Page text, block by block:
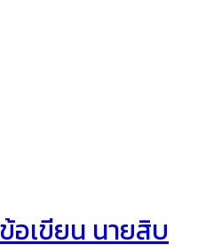
อเขียน นายสิบ